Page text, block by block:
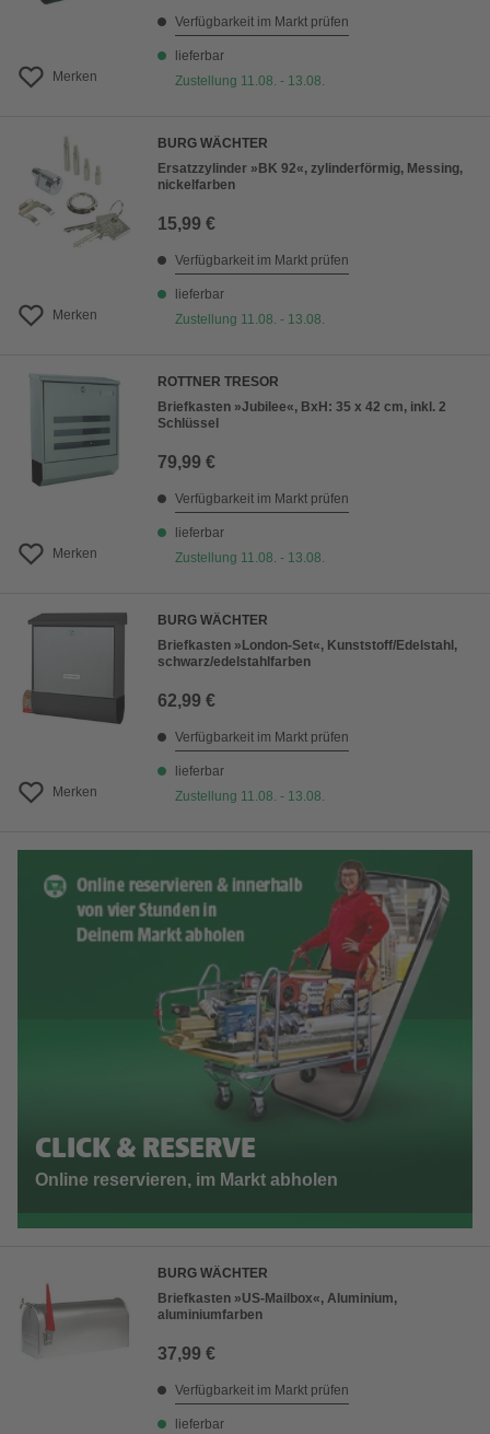
Merken
Verfügbarkeit im Markt prüfen
lieferbar
Zustellung 11.08. - 13.08.
Merken
BURG WÄCHTER
Ersatzzylinder »BK 92«, zylinderförmig, Messing,
nickelfarben
15,99 €
Verfügbarkeit im Markt prüfen
lieferbar
Zustellung 11.08. - 13.08.
Merken
ROTTNER TRESOR
Briefkasten »Jubilee«, BxH: 35 x 42 cm, inkl. 2
Schlüssel
79,99 €
Verfügbarkeit im Markt prüfen
lieferbar
Zustellung 11.08. - 13.08.
Merken
BURG WÄCHTER
Briefkasten »London-Set«, Kunststoff/Edelstahl,
schwarz/edelstahlfarben
62,99 €
Verfügbarkeit im Markt prüfen
lieferbar
Zustellung 11.08. - 13.08.
CLICK & RESERVE
Online reservieren, im Markt abholen
BURG WÄCHTER
Briefkasten »US-Mailbox«, Aluminium,
aluminiumfarben
37,99 €
Verfügbarkeit im Markt prüfen
lieferbar